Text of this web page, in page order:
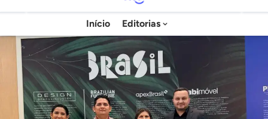
Agência
Sebrae
de
Notícias
Início Editorias
chave